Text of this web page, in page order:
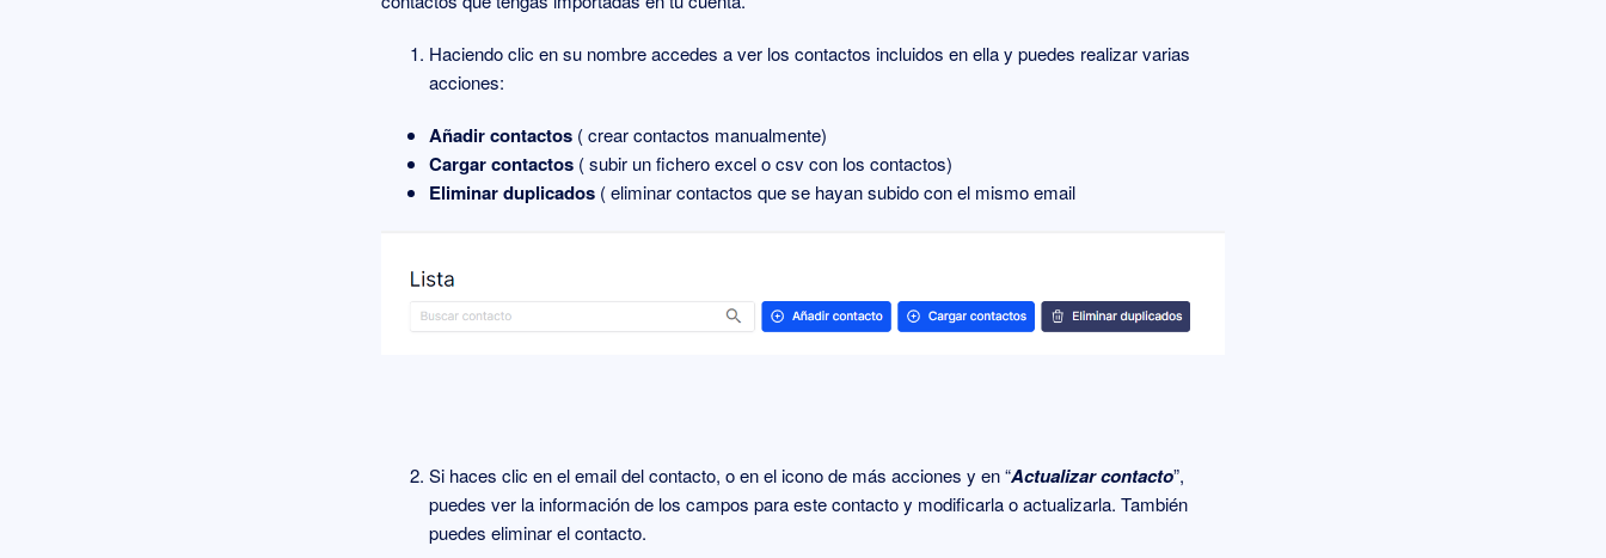
Haciendo clic en su nombre accedes a ver los contactos incluidos en ella y puedes realizar varias
acciones:
Añadir contactos ( crear contactos manualmente)
Cargar contactos ( subir un fichero excel o csv con los contactos)
Eliminar duplicados ( eliminar contactos que se hayan subido con el mismo email
Si haces clic en el email del contacto, o en el icono de más acciones y en “Actualizar contacto”,
puedes ver la información de los campos para este contacto y modificarla o actualizarla. También
puedes eliminar el contacto.